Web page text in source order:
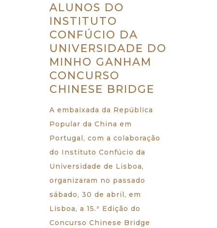
ALUNOS DO
INSTITUTO
CONFÚCIO DA
UNIVERSIDADE DO
MINHO GANHAM
CONCURSO
CHINESE BRIDGE
A embaixada da República
Popular da China em
Portugal, com a colaboração
do Instituto Confúcio da
Universidade de Lisboa,
organizaram no passado
sábado, 30 de abril, em
Lisboa, a 15.ª Edição do
Concurso Chinese Bridge